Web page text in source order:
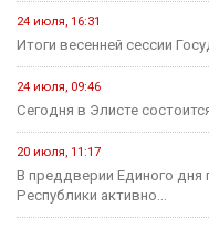
24 июля, 16:31
Итоги весенней сессии
24 июля, 09:46
Сегодня в Элисте
20 июля, 11:17
В преддверии Единого дня
Республики активно...